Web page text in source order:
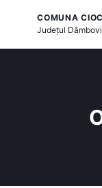
COMUNA
Județul